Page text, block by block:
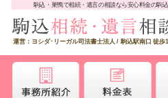
駒込・巣鴨で相続・遺言の相談なら安心料金の駒
運営：ヨシダ･リーガル司法書士法人 / 駒込駅南口 徒歩